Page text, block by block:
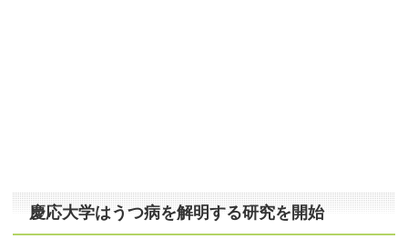
慶応大学はうつ病を解明する研究を開始